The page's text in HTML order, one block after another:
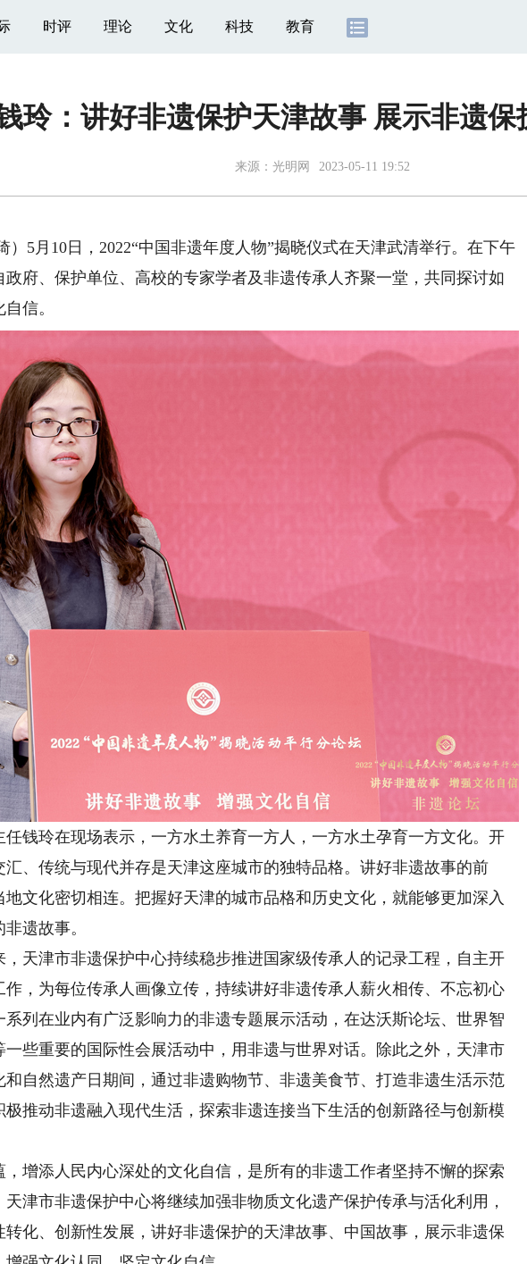
时评 理论 文化 科技 教育
玲：讲好非遗保护天津故事 展示非遗保
来源： 光明网 2023-05-11 19:52
）5月10日，2022“中国非遗年度人物”揭晓仪式在天津武清举行。在下午
府、保护单位、高校的专家学者及非遗传承人齐聚一堂，共同探讨如
信。
玲在现场表示，一方水土养育一方人，一方水土孕育一方文化。开
、传统与现代并存是天津这座城市的独特品格。讲好非遗故事的前
文化密切相连。把握好天津的城市品格和历史文化，就能够更加深入
遗故事。
津市非遗保护中心持续稳步推进国家级传承人的记录工程，自主开
作，为每位传承人画像立传，持续讲好非遗传承人薪火相传、不忘初心
列在业内有广泛影响力的非遗专题展示活动，在达沃斯论坛、世界智
些重要的国际性会展活动中，用非遗与世界对话。除此之外，天津市
自然遗产日期间，通过非遗购物节、非遗美食节、打造非遗生活示范
推动非遗融入现代生活，探索非遗连接当下生活的创新路径与创新模
添人民内心深处的文化自信，是所有的非遗工作者坚持不懈的探索
津市非遗保护中心将继续加强非物质文化遗产保护传承与活化利用，
化、创新性发展，讲好非遗保护的天津故事、中国故事，展示非遗保